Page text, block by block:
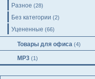
Разное (28)
Без категории (2)
Уцененные (66)
Товары для офиса (4)
MP3 (1)